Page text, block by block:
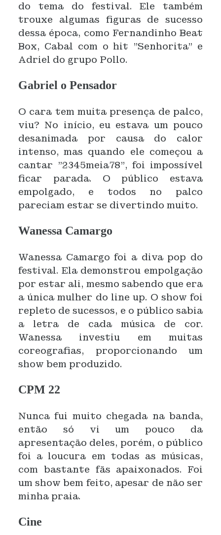
do tema do festival. Ele também
trouxe algumas figuras de sucesso
dessa época, como Fernandinho Beat
Box, Cabal com o hit "Senhorita" e
Adriel do grupo Pollo.
Gabriel o Pensador
O cara tem muita presença de palco,
viu? No início, eu estava um pouco
desanimada por causa do calor
intenso, mas quando ele começou a
cantar "2345meia78", foi impossível
ficar parada. O público estava
empolgado, e todos no palco
pareciam estar se divertindo muito.
Wanessa Camargo
Wanessa Camargo foi a diva pop do
festival. Ela demonstrou empolgação
por estar ali, mesmo sabendo que era
a única mulher do line up. O show foi
repleto de sucessos, e o público sabia
a letra de cada música de cor.
Wanessa investiu em muitas
coreografias, proporcionando um
show bem produzido.
CPM 22
Nunca fui muito chegada na banda,
então só vi um pouco da
apresentação deles, porém, o público
foi a loucura em todas as músicas,
com bastante fãs apaixonados. Foi
um show bem feito, apesar de não ser
minha praia.
Cine